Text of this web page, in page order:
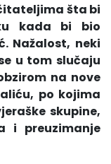
šta bi
kada bi bio
Nažalost, neki
u tom slučaju
na nove
po kojima
skupine,
i preuzimanje